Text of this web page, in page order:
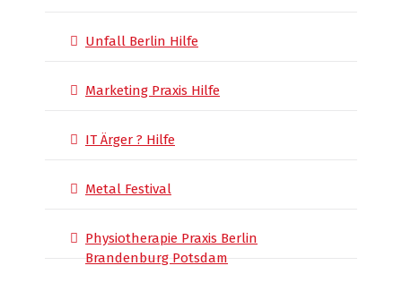
Unfall Berlin Hilfe
Marketing Praxis Hilfe
IT Ärger ? Hilfe
Metal Festival
Physiotherapie Praxis Berlin
Brandenburg Potsdam